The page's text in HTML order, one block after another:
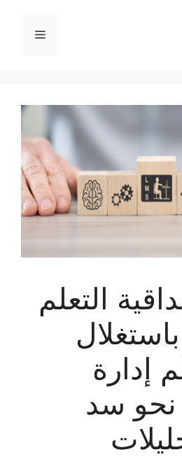
القائمة
التعلم
إدارة
نحو سد